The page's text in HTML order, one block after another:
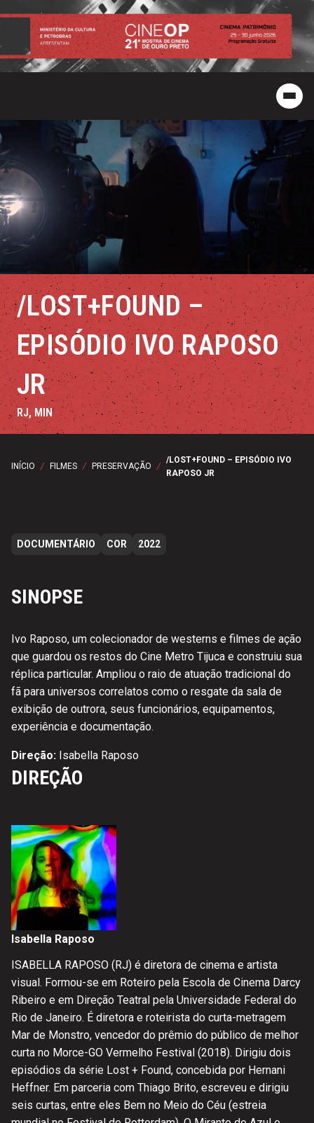
/LOST+FOUND –
EPISÓDIO IVO RAPOSO
JR
RJ, MIN
INÍCIO / FILMES / PRESERVAÇÃO /
/LOST+FOUND – EPISÓDIO IVO
RAPOSO JR
DOCUMENTÁRIO COR 2022
SINOPSE
Ivo Raposo, um colecionador de westerns e filmes de ação
que guardou os restos do Cine Metro Tijuca e construiu sua
réplica particular. Ampliou o raio de atuação tradicional do
fã para universos correlatos como o resgate da sala de
exibição de outrora, seus funcionários, equipamentos,
experiência e documentação.
Direção: Isabella Raposo
DIREÇÃO
Isabella Raposo
ISABELLA RAPOSO (RJ) é diretora de cinema e artista
visual. Formou-se em Roteiro pela Escola de Cinema Darcy
Ribeiro e em Direção Teatral pela Universidade Federal do
Rio de Janeiro. É diretora e roteirista do curta-metragem
Mar de Monstro, vencedor do prêmio do público de melhor
curta no Morce-GO Vermelho Festival (2018). Dirigiu dois
episódios da série Lost + Found, concebida por Hernani
Heffner. Em parceria com Thiago Brito, escreveu e dirigiu
seis curtas, entre eles Bem no Meio do Céu (estreia